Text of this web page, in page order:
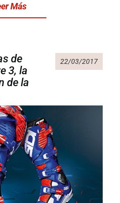
Más
de
3, la
de la
22/03/2017